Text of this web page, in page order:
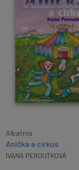
Albatros
Anička a cirkus
IVANA PEROUTKOVÁ